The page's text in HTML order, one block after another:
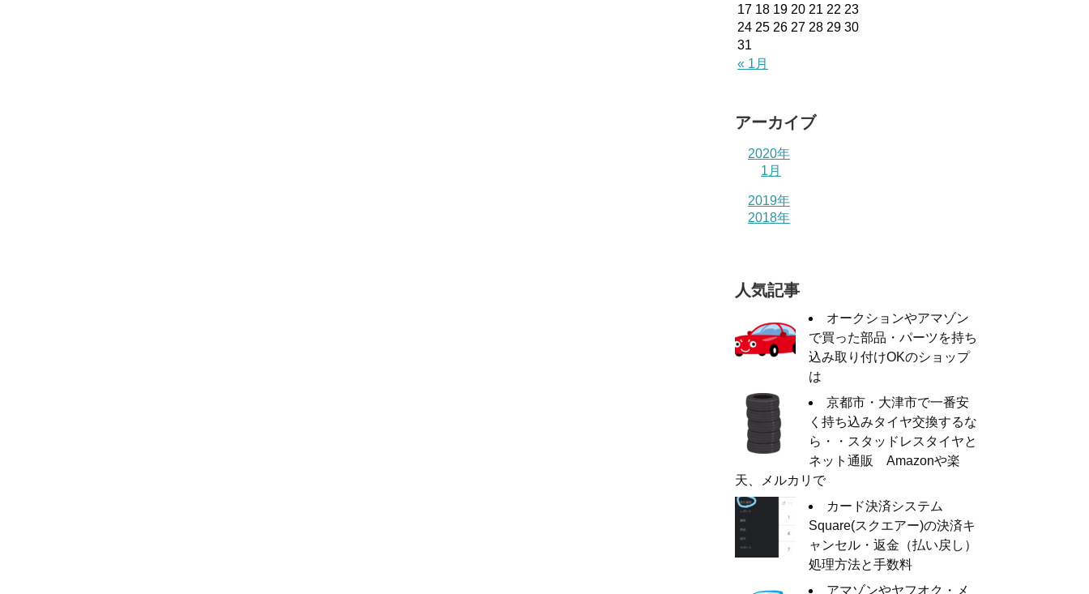
« 1月
17 18 19 20 21 22 23
24 25 26 27 28 29 30
31
アーカイブ
2020年
1月
2019年
2018年
人気記事
オークションやアマゾン
で買った部品・パーツを持ち
込み取り付けOKのショップ
は
京都市・大津市で一番安
く持ち込みタイヤ交換するな
ら・・スタッドレスタイヤと
ネット通販 Amazonや楽
天、メルカリで
カード決済システム
Square(スクエアー)の決済キ
ャンセル・返金（払い戻し）
処理方法と手数料
アマゾンやヤフオク・メ